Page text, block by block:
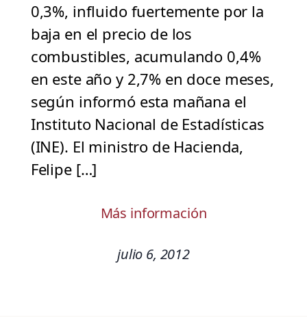
0,3%, influido fuertemente por la
baja en el precio de los
combustibles, acumulando 0,4%
en este año y 2,7% en doce meses,
según informó esta mañana el
Instituto Nacional de Estadísticas
(INE). El ministro de Hacienda,
Felipe […]
Más información
julio 6, 2012